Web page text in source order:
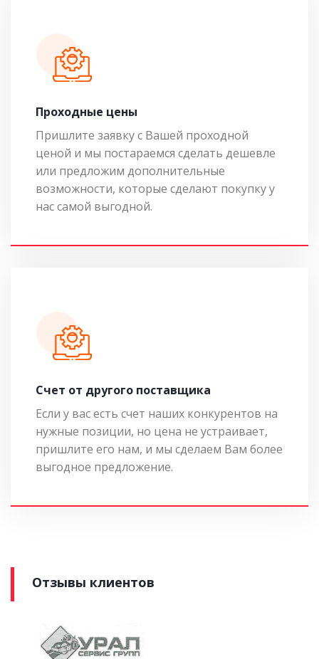
Проходные цены
Пришлите заявку с Вашей проходной
ценой и мы постараемся сделать дешевле
или предложим дополнительные
возможности, которые сделают покупку у
нас самой выгодной.
Cчет от другого поставщика
Если у вас есть счет наших конкурентов на
нужные позиции, но цена не устраивает,
пришлите его нам, и мы сделаем Вам более
выгодное предложение.
Отзывы клиентов